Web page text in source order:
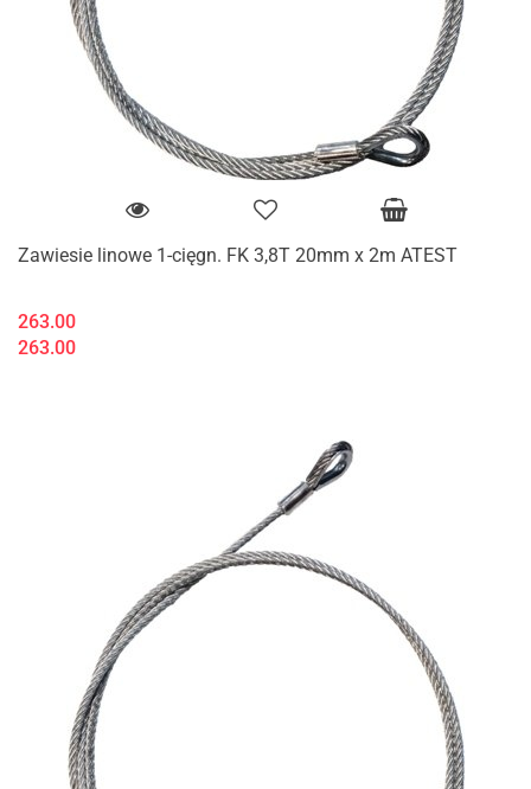
Zawiesie linowe 1-cięgn. FK 3,8T 20mm x 2m ATEST
263.00
263.00